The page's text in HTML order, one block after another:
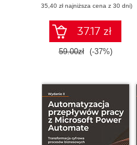
RxJS 7
(35,40 zł najniższa cena z 30 dni)
37.17 zł
59.00zł (-37%)